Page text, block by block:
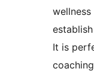
It is